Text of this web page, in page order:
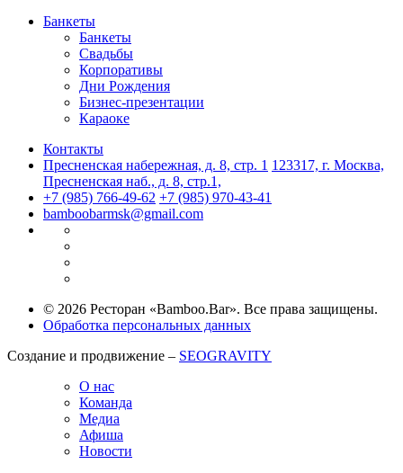
Банкеты
Банкеты
Свадьбы
Корпоративы
Дни Рождения
Бизнес-презентации
Караоке
Контакты
Пресненская набережная, д. 8, стр. 1 123317, г. Москва,
Пресненская наб., д. 8, стр.1,
+7 (985) 766-49-62 +7 (985) 970-43-41
bamboobarmsk@gmail.com
© 2026 Ресторан «Bamboo.Bar». Все права защищены.
Обработка персональных данных
Создание и продвижение – SEOGRAVITY
О нас
Команда
Медиа
Афиша
Новости